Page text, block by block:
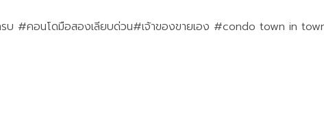
#คอนโดมือสองเลียบด่วน#เจ้าของขายเอง #condo town in